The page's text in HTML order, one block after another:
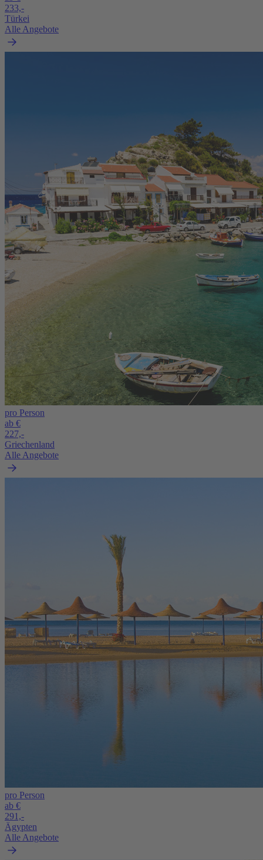
233,-
Türkei
Alle Angebote
pro Person
ab €
227,-
Griechenland
Alle Angebote
pro Person
ab €
291,-
Ägypten
Alle Angebote